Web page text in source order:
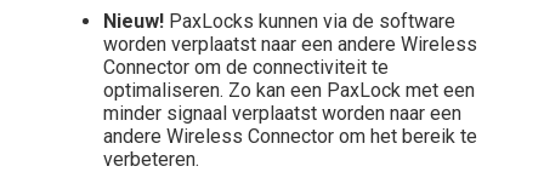
Nieuw! PaxLocks kunnen via de software
worden verplaatst naar een andere Wireless
Connector om de connectiviteit te
optimaliseren. Zo kan een PaxLock met een
minder signaal verplaatst worden naar een
andere Wireless Connector om het bereik te
verbeteren.